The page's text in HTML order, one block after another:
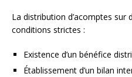
La distribution d’acomptes sur
conditions strictes :
Existence d’un bénéfice
Établissement d’un bilan